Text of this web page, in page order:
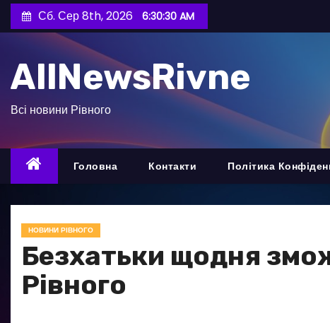
е
д
Сб. Сер 8th, 2026 6:30:31 AM
AllNewsRivne
Всі новини Рівного
Головна Контакти Політика
НОВИНИ РІВНОГО
Безхатьки щодня
Рівного